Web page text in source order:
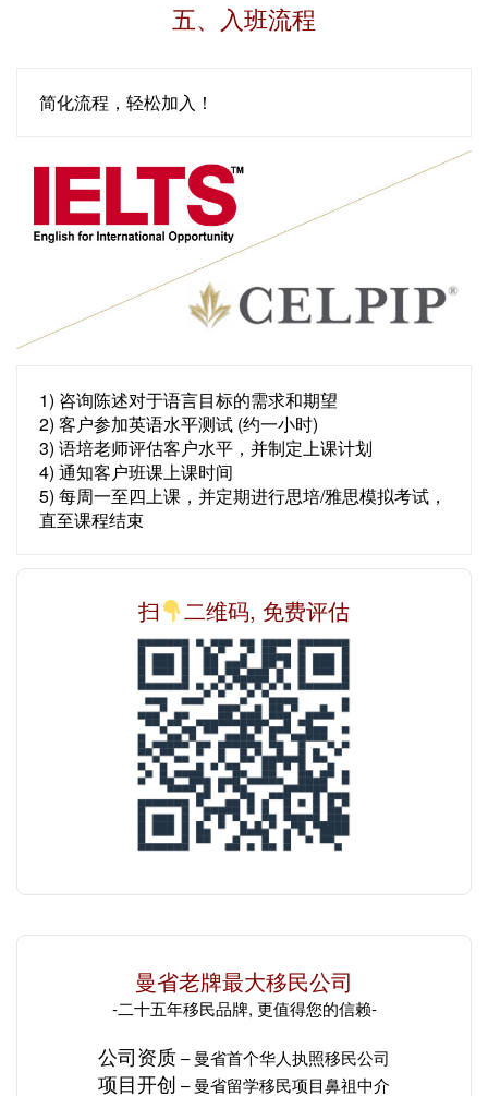
五、入班流程
简化流程，轻松加入！
1) 咨询陈述对于语言目标的需求和期望
2) 客户参加英语水平测试 (约一小时)
3) 语培老师评估客户水平，并制定上课计划
4) 通知客户班课上课时间
5) 每周一至四上课，并定期进行思培/雅思模拟考试，
直至课程结束
扫 二维码, 免费评估
曼省老牌最大移民公司
-二十五年移民品牌, 更值得您的信赖-
公司资质– 曼省首个华人执照移民公司
项目开创 – 曼省留学移民项目鼻祖中介